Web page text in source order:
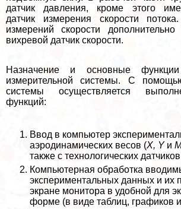
датчик давления, кроме этого
датчик измерения скорости
измерений скорости дополнительно
вихревой датчик скорости.
Назначение и основные
измерительной системы.
С
системы осуществляется
функций:
Ввод в компьютер
аэродинамических весов (X, Y и
также с технологических
Компьютерная обработка
экспериментальных данных и их
экране монитора в удобной для
форме (в виде таблиц, графиков и